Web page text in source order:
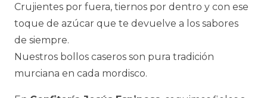
Crujientes por fuera, tiernos por dentro y con ese
toque de azúcar que te devuelve a los sabores
de siempre.
Nuestros bollos caseros son pura tradición
murciana en cada mordisco.